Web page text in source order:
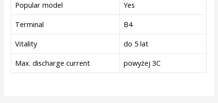
Popular model
Yes
Terminal
B4
Vitality
do 5 lat
Max. discharge current
powyżej 3C